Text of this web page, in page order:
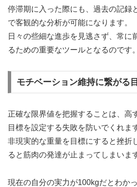
停滞期に入った際にも、過去の記録
で客観的な分析が可能になります。
日々の些細な進歩を見逃さず、常に
るための重要なツールとなるのです。
モチベーション維持に繋がる
正確な限界値を把握することは、高
目標を設定する失敗を防いでくれま
非現実的な重量を目標にすると挫折
ると筋肉の発達が止まってしまいま
現在の自分の実力が100kgだとわか